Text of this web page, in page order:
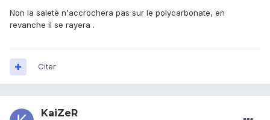
Non la saleté n'accrochera pas sur le polycarbonate, en
revanche il se rayera .
Citer
KaiZeR